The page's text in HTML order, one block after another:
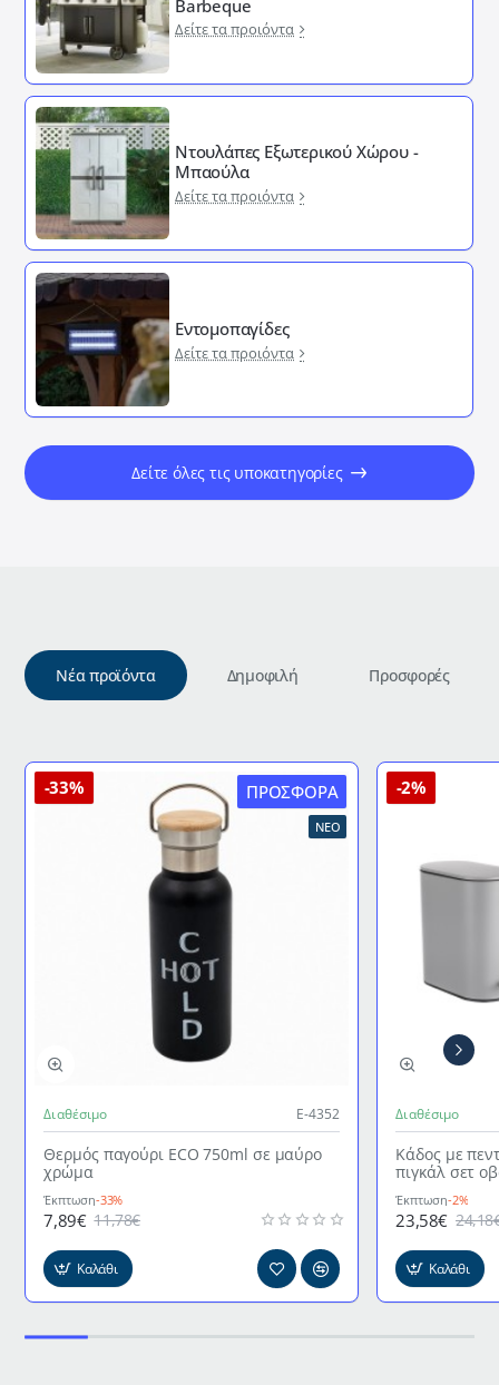
Barbeque
Δείτε τα προιόντα
Ντουλάπες Εξωτερικού Χώρου -
Μπαούλα
Δείτε τα προιόντα
Εντομοπαγίδες
Δείτε τα προιόντα
Δείτε όλες τις υποκατηγορίες
Νέα προϊόντα Δημοφιλή Προσφορές
ΠΡΟΣΦΟΡΆ
ΝΈΟ
-33%
Διαθέσιμο Ε-4352
Θερμός παγούρι ECO 750ml σε μαύρο
χρώμα
Έκπτωση-33%
7,89€ 11,78€
Καλάθι
-2%
Διαθέσιμο
Κάδος με
πιγκάλ σετ
Έκπτωση-2%
23,58€
Καλάθι